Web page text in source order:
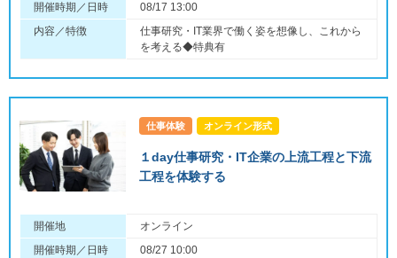
開催時期／日時
08/17 13:00
内容／特徴
仕事研究・IT業界で働く姿を想像し、これから
を考える◆特典有
仕事体験 オンライン形式
１day仕事研究・IT企業の上流工程と下流
工程を体験する
開催地
オンライン
開催時期／日時
08/27 10:00